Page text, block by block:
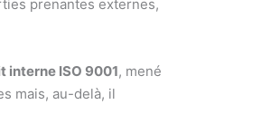
prenantes externes,
interne ISO 9001, mené
mais, au-delà, il